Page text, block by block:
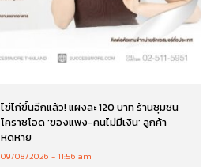
ไข่ไก่ขึ้นอีกแล้ว! แผงละ 120 บาท ร้านชุมชน
โคราชโอด ‘ของแพง-คนไม่มีเงิน’ ลูกค้า
หดหาย
09/08/2026 11:56 am